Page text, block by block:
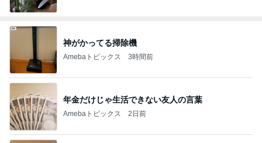
神がかってる掃除機
Amebaトピックス 3時間前
年金だけじゃ生活できない友人の言葉
Amebaトピックス 2日前